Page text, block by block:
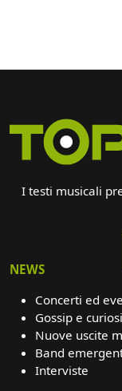
I testi musicali
NEWS
Concerti ed
Gossip e
Nuove uscite
Band
Interviste